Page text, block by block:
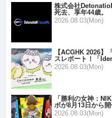
株式会社
死去、享年44歳。
2026.08.03(Mon)
【ACGHK 2026
スレポート！「
2026.08.03(Mon)
「勝利の女神：
ボが8月13日から
2026.08.03(Mon)